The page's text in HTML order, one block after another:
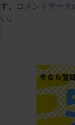
す。
コメントデータ
い。